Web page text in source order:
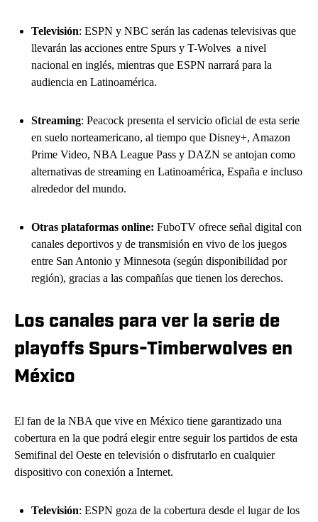
Televisión: ESPN y NBC serán las cadenas televisivas que
llevarán las acciones entre Spurs y T-Wolves a nivel
nacional en inglés, mientras que ESPN narrará para la
audiencia en Latinoamérica.
Streaming: Peacock presenta el servicio oficial de esta serie
en suelo norteamericano, al tiempo que Disney+, Amazon
Prime Video, NBA League Pass y DAZN se antojan como
alternativas de streaming en Latinoamérica, España e incluso
alrededor del mundo.
Otras plataformas online: FuboTV ofrece señal digital con
canales deportivos y de transmisión en vivo de los juegos
entre San Antonio y Minnesota (según disponibilidad por
región), gracias a las compañías que tienen los derechos.
Los canales para ver la serie de
playoffs Spurs-Timberwolves en
México
El fan de la NBA que vive en México tiene garantizado una
cobertura en la que podrá elegir entre seguir los partidos de esta
Semifinal del Oeste en televisión o disfrutarlo en cualquier
dispositivo con conexión a Internet.
Televisión: ESPN goza de la cobertura desde el lugar de los